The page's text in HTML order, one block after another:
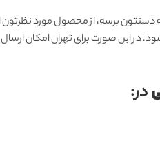
برسه، از محصول مورد
در این صورت برای تهران امکان
در: